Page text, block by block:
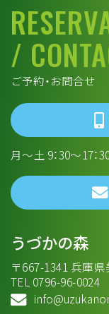
/
ご予約・お問合せ
月～土 9：30～17：
うづかの森
〒667-1341 兵庫
TEL 0796-96-0024